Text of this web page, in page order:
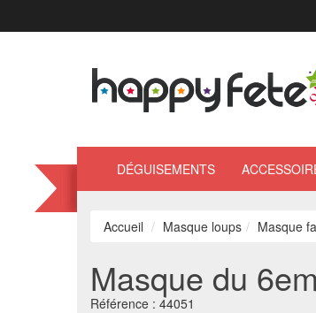
DÉGUISEMENTS
Accueil Masque loups Masque
Masque du
Référence : 44051